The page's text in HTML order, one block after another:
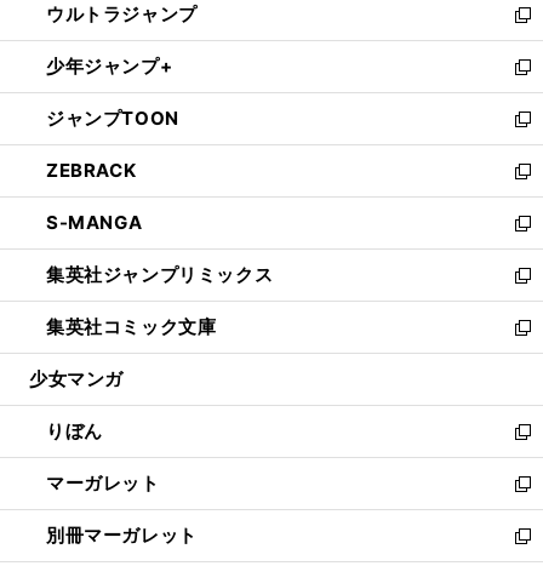
く
で
開
く
ド
ウ
で
開
く
ィ
ン
ド
ウ
で
開
く
い
ウ
ィ
ン
ド
ウ
で
開
く
ウルトラジャンプ
新
し
い
ウ
ィ
ン
ド
ウ
で
開
く
少年ジャンプ+
新
し
い
ウ
ィ
ン
ド
ウ
で
開
く
ジャンプTOON
新
し
い
ウ
ィ
ン
ド
ウ
で
開
ZEBRACK
新
し
い
ウ
ィ
ン
ド
ウ
開
く
S-MANGA
新
し
い
ウ
ィ
ン
ウ
で
開
く
集英社ジャンプリミックス
新
し
い
ウ
ン
ド
ウ
で
開
く
集英社コミック文庫
新
し
ウ
ィ
ン
ド
ウ
で
開
少女マンガ
りぼん
新
し
い
ウ
ィ
マーガレット
新
し
い
別冊マーガレット
新